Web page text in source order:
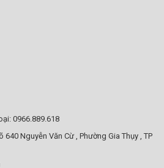
0966.889.618
Nguyễn Văn Cừ , Phường Gia Thụy , TP